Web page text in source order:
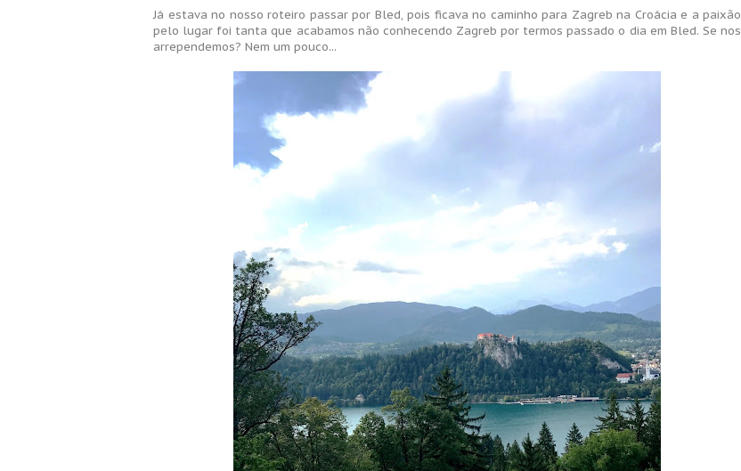
Já estava no nosso roteiro passar por Bled, pois ficava no caminho para Zagreb na Croácia e a paixão
pelo lugar foi tanta que acabamos não conhecendo Zagreb por termos passado o dia em Bled. Se nos
arrependemos? Nem um pouco...